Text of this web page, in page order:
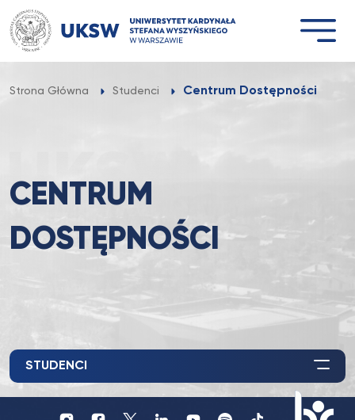
Przejdź
do
treści
Strona Główna Studenci Centrum Dostępności
CENTRUM
DOSTĘPNOŚCI
Profil
Profil
Profil
Profil
UKSW
UKSW
UKSW
STUDENCI